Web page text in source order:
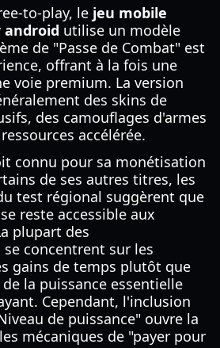
to-play, le jeu mobile
android utilise un modèle
de "Passe de Combat" est
offrant à la fois une
voie premium. La version
des skins de
des camouflages d'armes
accélérée.
connu pour sa monétisation
de ses autres titres, les
test régional suggèrent que
reste accessible aux
plupart des
concentrent sur les
gains de temps plutôt que
la puissance essentielle
Cependant, l'inclusion
de puissance" ouvre la
mécaniques de "payer pour